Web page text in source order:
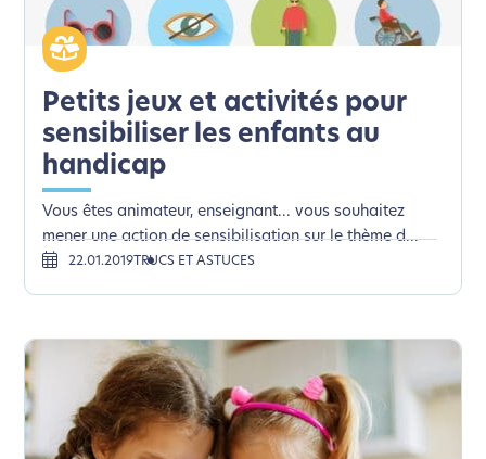
Petits jeux et activités pour
sensibiliser les enfants au
handicap
Vous êtes animateur, enseignant... vous souhaitez
mener une action de sensibilisation sur le thème d...
22.01.2019 TRUCS ET ASTUCES